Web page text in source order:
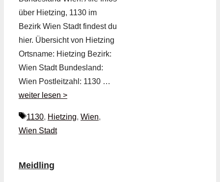
über Hietzing, 1130 im
Bezirk Wien Stadt findest du
hier. Übersicht von Hietzing
Ortsname: Hietzing Bezirk:
Wien Stadt Bundesland:
Wien Postleitzahl: 1130 …
weiter lesen >
Schlagwörter
1130, Hietzing, Wien,
Wien Stadt
Meidling